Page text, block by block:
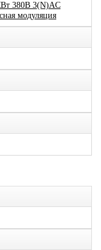
380В 3(N)AC
модуляция